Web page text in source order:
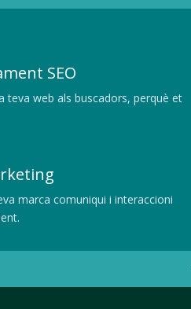
SEO
teva web als buscadors, perquè et
marca comuniqui i interaccioni